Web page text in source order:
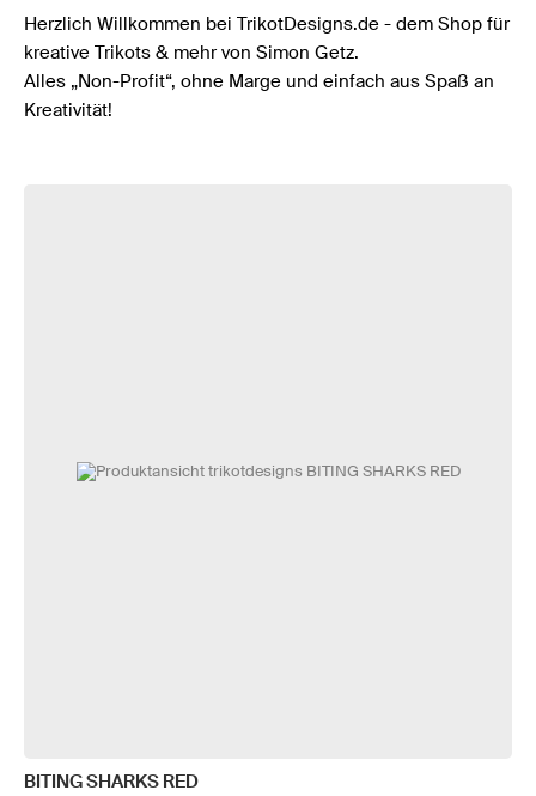
Herzlich Willkommen bei TrikotDesigns.de - dem Shop für
kreative Trikots & mehr von Simon Getz.
Alles „Non-Profit“, ohne Marge und einfach aus Spaß an
Kreativität!
BITING SHARKS RED